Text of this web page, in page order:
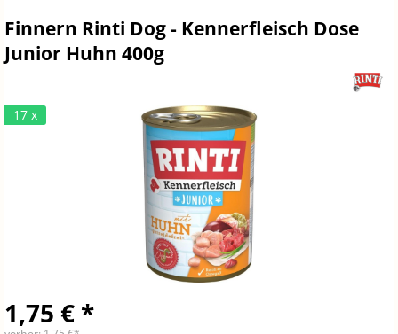
Finnern Rinti Dog - Kennerfleisch Dose
Junior Huhn 400g
17 x
1,75 € *